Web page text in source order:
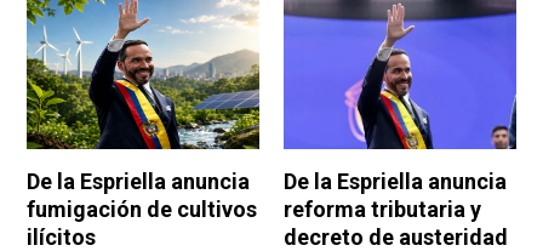
De la Espriella anuncia
fumigación de cultivos
ilícitos
De la Espriella anuncia
reforma tributaria y
decreto de austeridad